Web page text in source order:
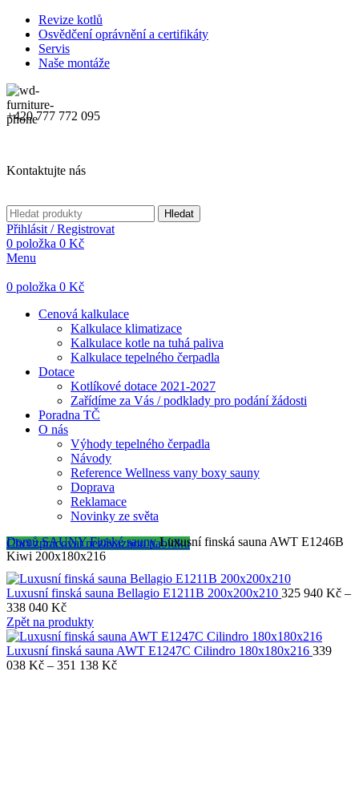
Revize kotlů
Osvědčení oprávnění a certifikáty
Servis
Naše montáže
+420 777 772 095
Kontaktujte nás
Hledat
Přihlásit / Registrovat
0 položka 0 Kč
Menu
0 položka 0 Kč
Cenová kalkulace
Kalkulace klimatizace
Kalkulace kotle na tuhá paliva
Kalkulace tepelného čerpadla
Dotace
Kotlíkové dotace 2021-2027
Zařídíme za Vás / podklady pro podání žádosti
Poradna TČ
O nás
Výhody tepelného čerpadla
Návody
Reference Wellness vany boxy sauny
Doprava
Reklamace
Novinky ze světa
Chci zpracovat nezávaznou nabídku
DomůSAUNYFinské saunyLuxusní finská sauna AWT E1246B
Kiwi 200x180x216
Luxusní finská sauna Bellagio E1211B 200x200x210 325 940 Kč –
338 040 KčRozpětí
cen:
325
940 Kč
až
Zpět na produkty
Luxusní finská sauna AWT E1247C Cilindro 180x180x216 339
038 Kč – 351 138 KčRozpětí